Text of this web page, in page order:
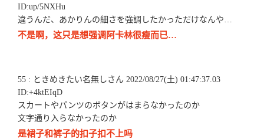
ID:up/5NXHu
違うんだ、あかりんの細さを強調したかっただけなんや…
不是啊，这只是想强调阿卡林很瘦而已…
55 : ときめきたい名無しさん 2022/08/27(土) 01:47:37.03
ID:+4ktEIqD
スカートやパンツのボタンがはまらなかったのか
文字通り入らなかったのか
是裙子和裤子的扣子扣不上吗